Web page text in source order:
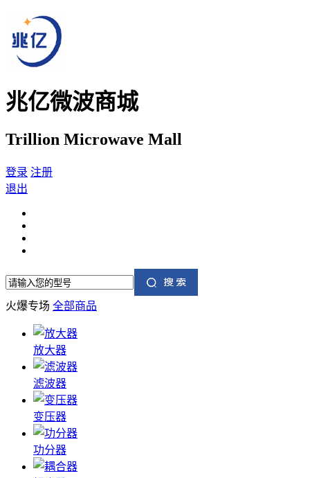
兆亿微波商城
Trillion Microwave Mall
登录 注册
退出
火爆专场 全部商品
放大器
滤波器
变压器
功分器